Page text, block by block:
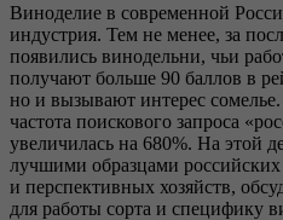
Виноделие в современной
индустрия. Тем не менее, за
появились винодельни, чьи
получают больше 90 баллов в
но и вызывают интерес
частота поискового запроса
увеличилась на 680%. На этой
лучшими образцами
и перспективных хозяйств,
для работы сорта и специфику